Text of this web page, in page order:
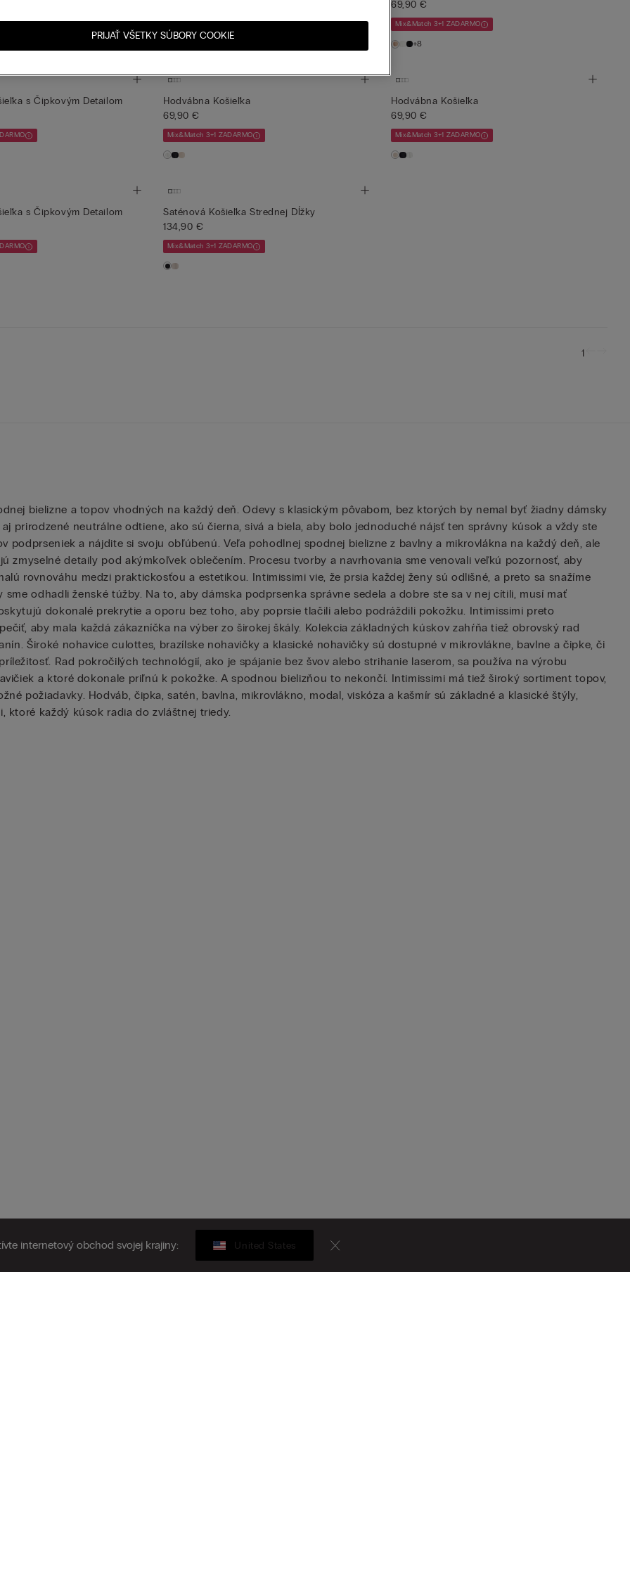
69,90 €
Mix&Match 3+1 ZADARMO
+8
s Čipkovým Detailom
Hodvábna Košieľka
69,90 €
Mix&Match 3+1 ZADARMO
Hodvábna Košieľka
69,90 €
Mix&Match 3+1 ZADARMO
s Čipkovým Detailom
Saténová Košieľka Strednej Dĺžky
134,90 €
Mix&Match 3+1 ZADARMO
1
bielizne a topov vhodných na každý deň. Odevy s klasickým pôvabom, bez ktorých by nemal byť žiadny dámsky
prirodzené neutrálne odtiene, ako sú čierna, sivá a biela, aby bolo jednoduché nájsť ten správny kúsok a vždy ste
podprseniek a nájdite si svoju obľúbenú. Veľa pohodlnej spodnej bielizne z bavlny a mikrovlákna na každý deň, ale
zmyselné detaily pod akýmkoľvek oblečením. Procesu tvorby a navrhovania sme venovali veľkú pozornosť, aby
rovnováhu medzi praktickosťou a estetikou. Intimissimi vie, že prsia každej ženy sú odlišné, a preto sa snažíme
odhadli ženské túžby. Na to, aby dámska podprsenka správne sedela a dobre ste sa v nej cítili, musí mať
dokonalé prekrytie a oporu bez toho, aby poprsie tlačili alebo podráždili pokožku. Intimissimi preto
aby mala každá zákazníčka na výber zo širokej škály. Kolekcia základných kúskov zahŕňa tiež obrovský rad
Široké nohavice culottes, brazílske nohavičky a klasické nohavičky sú dostupné v mikrovlákne, bavlne a čipke, či
Rad pokročilých technológií, ako je spájanie bez švov alebo strihanie laserom, sa používa na výrobu
a ktoré dokonale priľnú k pokožke. A spodnou bielizňou to nekončí. Intimissimi má tiež široký sortiment topov,
požiadavky. Hodváb, čipka, satén, bavlna, mikrovlákno, modal, viskóza a kašmír sú základné a klasické štýly,
ktoré každý kúsok radia do zvláštnej triedy.
internetový obchod svojej krajiny: United States
PRIJAŤ VŠETKY SÚBORY COOKIE